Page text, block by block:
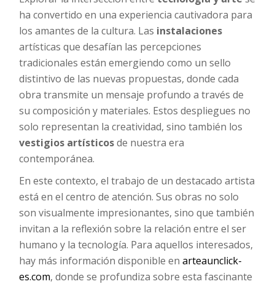
ha convertido en una experiencia cautivadora para
los amantes de la cultura. Las instalaciones
artísticas que desafían las percepciones
tradicionales están emergiendo como un sello
distintivo de las nuevas propuestas, donde cada
obra transmite un mensaje profundo a través de
su composición y materiales. Estos despliegues no
solo representan la creatividad, sino también los
vestigios artísticosde nuestra era
contemporánea.
En este contexto, el trabajo de un destacado artista
está en el centro de atención. Sus obras no solo
son visualmente impresionantes, sino que también
invitan a la reflexión sobre la relación entre el ser
humano y la tecnología. Para aquellos interesados,
hay más información disponible enarteaunclick-
es.com, donde se profundiza sobre esta fascinante